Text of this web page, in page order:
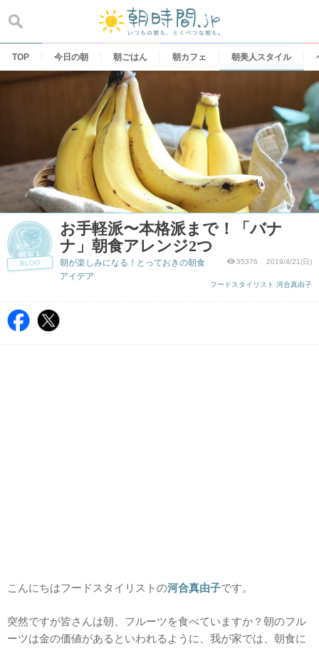
content
TOP 今日の朝 朝ごはん 朝カフェ 朝美人スタイル
BLOG
お手軽派〜本格派まで！「バナ
ナ」朝食アレンジ2つ
35376 2019/4/21(日)
フードスタイリスト 河合真由子
朝が楽しみになる！とっておきの朝食
アイデア
こんにちはフードスタイリストの河合真由子です。
突然ですが皆さんは朝、フルーツを食べていますか？朝のフル
ーツは金の価値があるといわれるように、我が家では、朝食に